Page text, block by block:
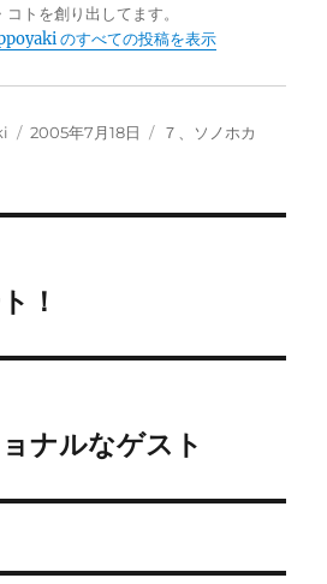
コトを創り出してます。
のすべての投稿を表示
投
2005年7月18日
カ
７、ソノホカ
！
ナルなゲスト